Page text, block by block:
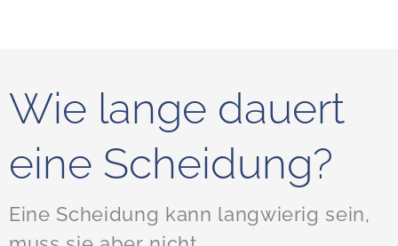
Wie lange dauert
eine Scheidung?
Eine Scheidung kann langwierig sein,